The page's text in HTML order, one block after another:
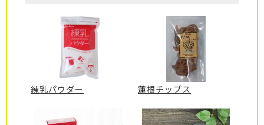
練乳パウダー 蓮根チップス